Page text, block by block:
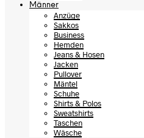
Männer
Anzüge
Sakkos
Business
Hemden
Jeans & Hosen
Jacken
Pullover
Mäntel
Schuhe
Shirts & Polos
Sweatshirts
Taschen
Wäsche